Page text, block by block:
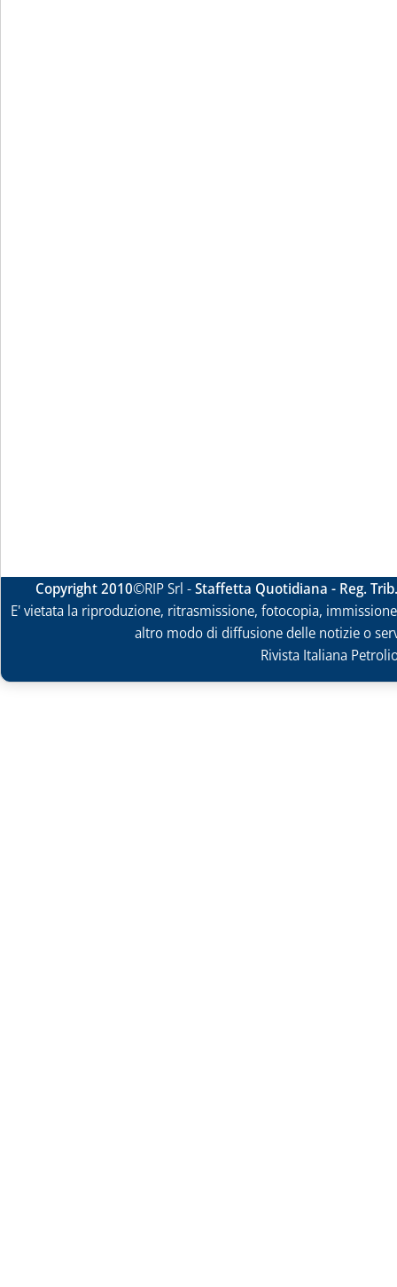
Copyright 2010©RIP Srl -Staffetta Quotidiana - Reg.
E' vietata la riproduzione, ritrasmissione, fotocopia,
altro modo di diffusione delle notizie o
Rivista Italiana